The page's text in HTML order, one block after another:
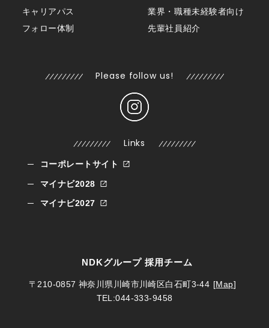
キャリアパス
フォロー体制
業界・職種未経験者向け
先輩社員紹介
Links
コーポレートサイト
マイナビ2028
マイナビ2027
Please follow us!
NDKグループ 採用チーム
〒210-0857 神奈川県川崎市川崎区白石町3-44 [Map]
TEL:044-333-9458